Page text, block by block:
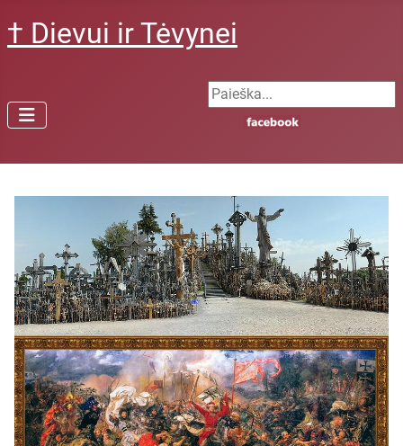
† Dievui ir Tėvynei
Search ...